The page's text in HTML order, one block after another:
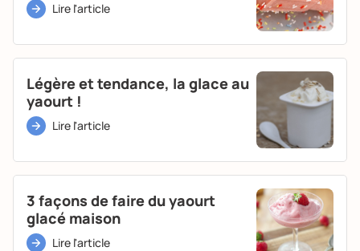
Lire l'article
Légère et tendance, la glace au
yaourt !
Lire l'article
3 façons de faire du yaourt
glacé maison
Lire l'article